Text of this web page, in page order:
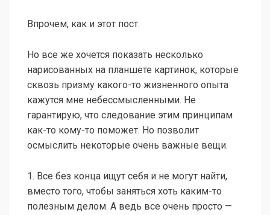
Впрочем, как и этот пост.
Но все же хочется показать несколько
нарисованных на планшете картинок, которые
сквозь призму какого-то жизненного опыта
кажутся мне небессмысленными. Не
гарантирую, что следование этим принципам
как-то кому-то поможет. Но позволит
осмыслить некоторые очень важные вещи.
1. Все без конца ищут себя и не могут найти,
вместо того, чтобы заняться хоть каким-то
полезным делом. А ведь все очень просто —